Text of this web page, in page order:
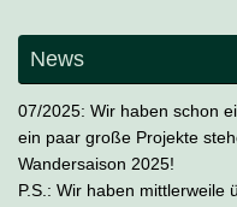
News
07/2025: Wir haben schon
ein paar große Projekte
Wandersaison 2025!
P.S.: Wir haben mittlerweile